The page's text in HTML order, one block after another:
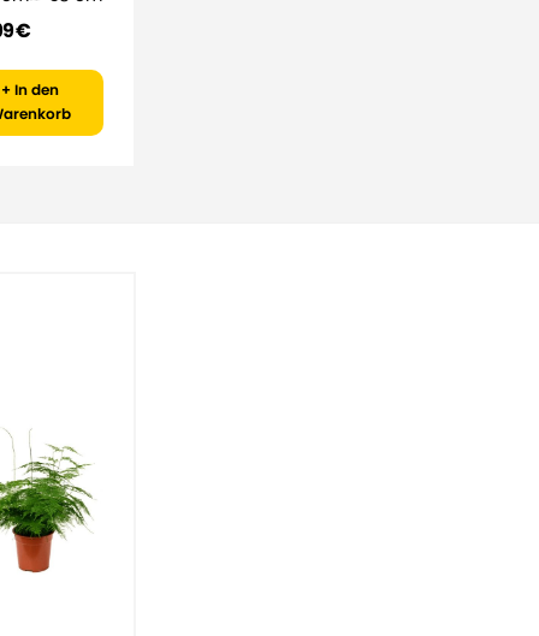
€
+ In den